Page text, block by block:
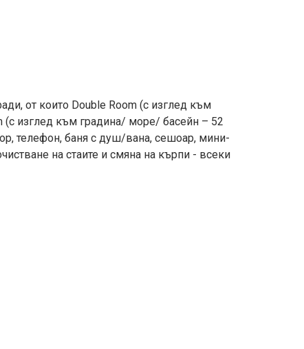
от които Double Room (с изглед към
изглед към градина/ море/ басейн – 52
телефон, баня с душ/вана, сешоар, мини-
на стаите и смяна на кърпи - всеки